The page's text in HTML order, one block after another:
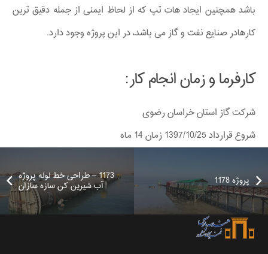
باشد همچنین ایجاد هات تپ که از لحاظ ایمنی از جمله دقیق ترین
کارهادر صنایع نفت و گاز می باشد، در این پروژه وجود دارد.
کارفرما و زمان انجام کار:
شرکت گاز استان خراسان رضوی
شروع قرارداد 1397/10/25 زمان 14 ماه
1173 – طراحی خط لوله پروژه
آب شیرین کن سازه سازان پروژه 1178